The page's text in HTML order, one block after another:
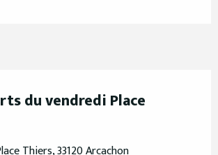
du vendredi Place